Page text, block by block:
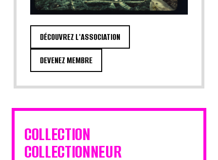
DÉCOUVREZ L'ASSOCIATION
DEVENEZ MEMBRE
COLLECTION
COLLECTIONNEUR